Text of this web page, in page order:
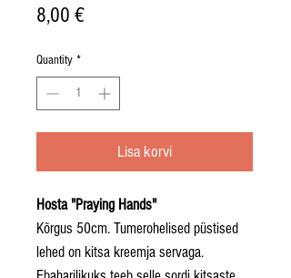
8,00 €Price
Quantity *
Lisa korvi
Hosta "Praying Hands"
Kõrgus 50cm. Tumerohelised püstised
lehed on kitsa kreemja servaga.